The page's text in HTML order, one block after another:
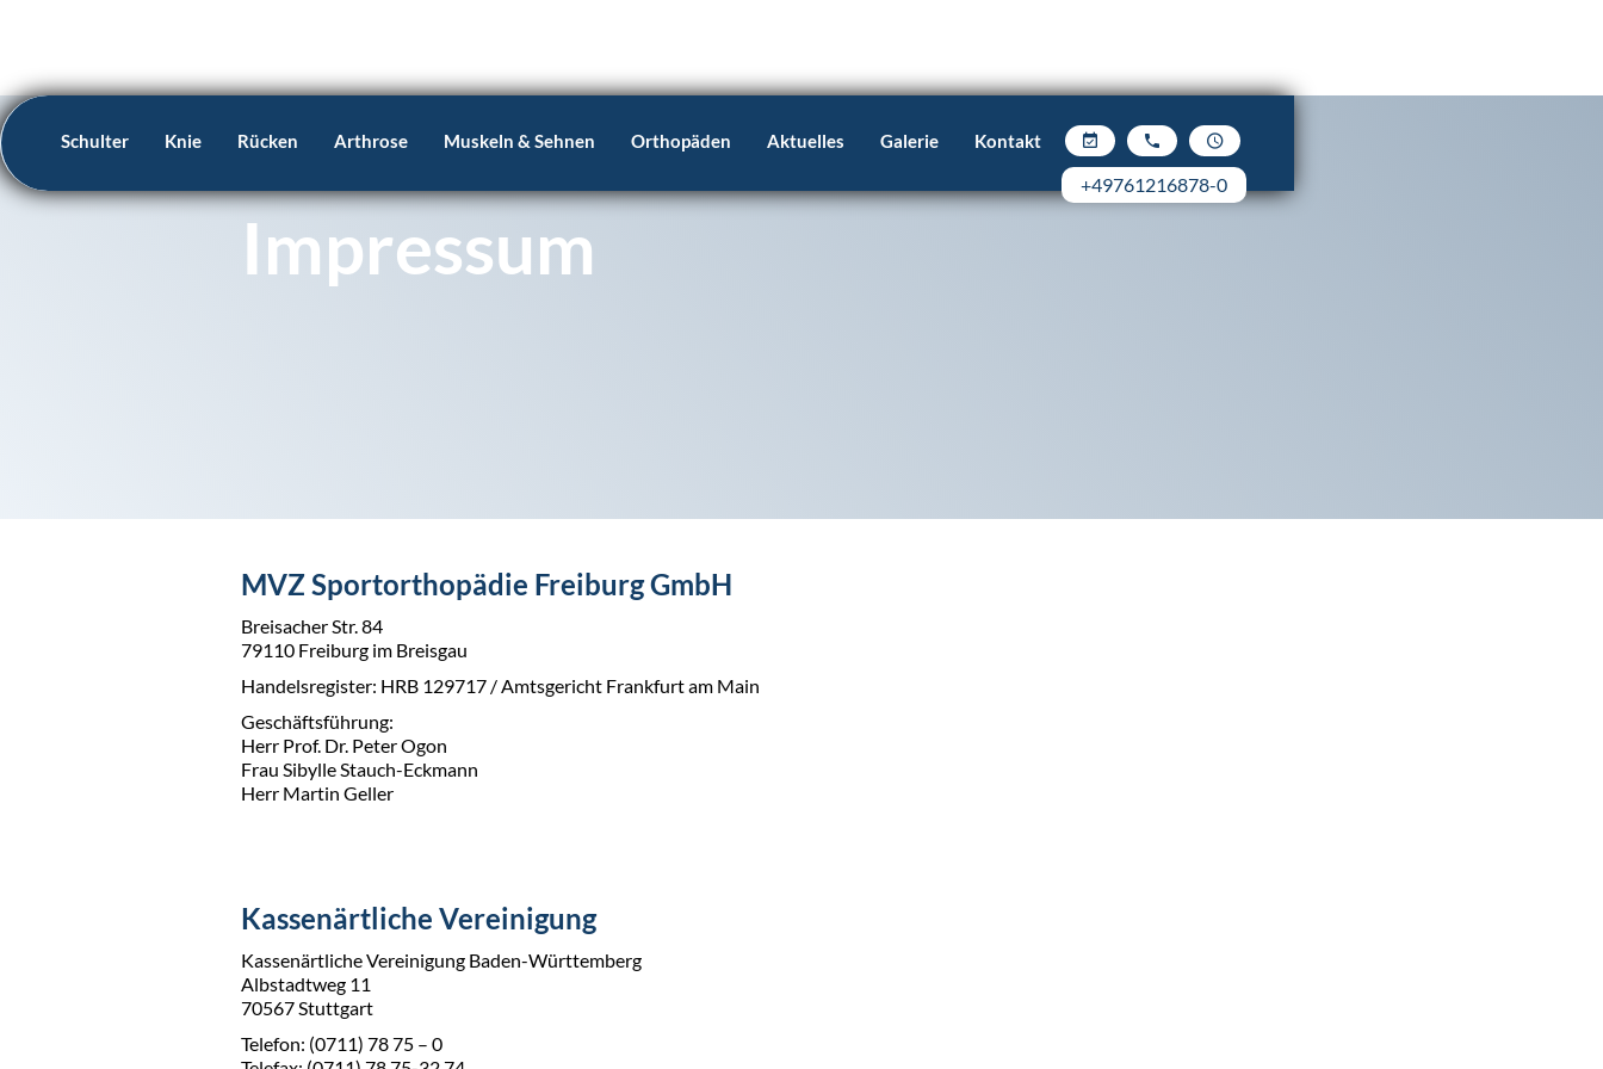
Schulter Knie Rücken Arthrose Muskeln & Sehnen Orthopäden Aktuelles Galerie Kontakt   
+49761216878-0
Impressum
MVZ Sportorthopädie Freiburg GmbH
Breisacher Str. 84
79110 Freiburg im Breisgau
Handelsregister: HRB 129717 / Amtsgericht Frankfurt am Main
Geschäftsführung:
Herr Prof. Dr. Peter Ogon
Frau Sibylle Stauch-Eckmann
Herr Martin Geller
Kassenärtliche Vereinigung
Kassenärtliche Vereinigung Baden-Württemberg
Albstadtweg 11
70567 Stuttgart
Telefon: (0711) 78 75 – 0